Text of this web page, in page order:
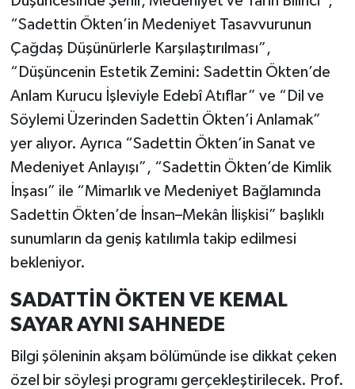
“Sadettin Ökten’in Medeniyet Tasavvurunun
Çağdaş Düşünürlerle Karşılaştırılması”,
“Düşüncenin Estetik Zemini: Sadettin Ökten’de
Anlam Kurucu İşleviyle Edebî Atıflar” ve “Dil ve
Söylemi Üzerinden Sadettin Ökten’i Anlamak”
yer alıyor. Ayrıca “Sadettin Ökten’in Sanat ve
Medeniyet Anlayışı”, “Sadettin Ökten’de Kimlik
İnşası” ile “Mimarlık ve Medeniyet Bağlamında
Sadettin Ökten’de İnsan–Mekân İlişkisi” başlıklı
sunumların da geniş katılımla takip edilmesi
bekleniyor.
SADATTİN ÖKTEN VE KEMAL
SAYAR AYNI SAHNEDE
Bilgi şöleninin akşam bölümünde ise dikkat çeken
özel bir söyleşi programı gerçekleştirilecek. Prof.